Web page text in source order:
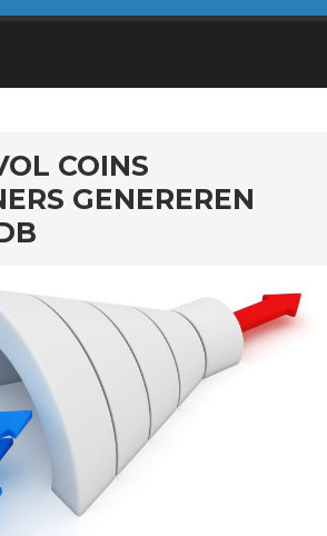
COINS
GENEREREN